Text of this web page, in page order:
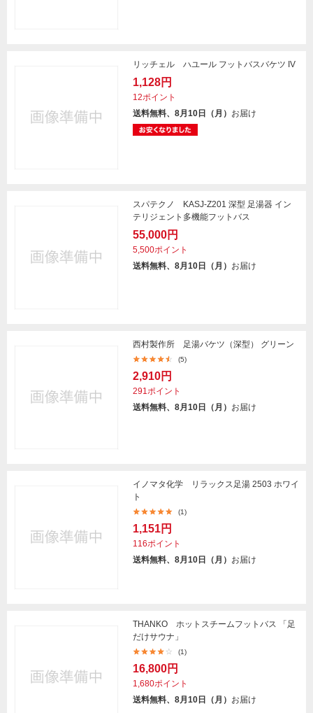
リッチェル ハユール フットバスバケツ IV
1,128円
12ポイント
送料無料、8月10日（月） お届け
スパテクノ KASJ-Z201 深型 足湯器 イン
テリジェント多機能フットバス
55,000円
5,500ポイント
送料無料、8月10日（月） お届け
西村製作所 足湯バケツ（深型） グリーン
(5)
2,910円
291ポイント
送料無料、8月10日（月） お届け
イノマタ化学 リラックス足湯 2503 ホワイ
ト
(1)
1,151円
116ポイント
送料無料、8月10日（月） お届け
THANKO ホットスチームフットバス 「足
だけサウナ」
(1)
16,800円
1,680ポイント
送料無料、8月10日（月） お届け